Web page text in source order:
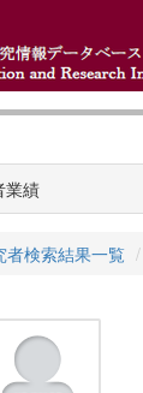
業績
者検索結果一覧